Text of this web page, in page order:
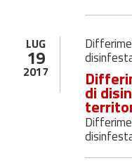
LUG
19
2017
di